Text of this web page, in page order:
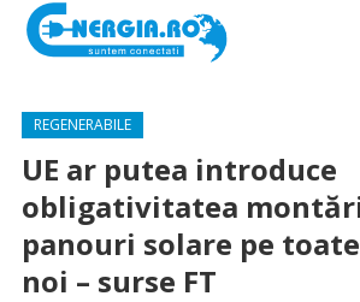
REGENERABILE
UE ar putea introduce
obligativitatea
panouri solare pe
noi – surse FT